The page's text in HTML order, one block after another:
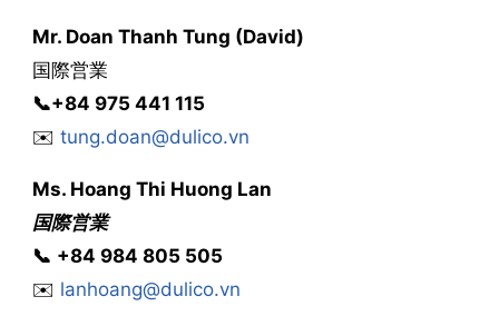
Mr. Doan Thanh Tung (David)
国際営業
📞+84 975 441 115
✉️ tung.doan@dulico.vn
Ms.Hoang Thi Huong Lan
国際営業
📞 ‭‭+84 984 805 505
✉️ lanhoang@dulico.vn